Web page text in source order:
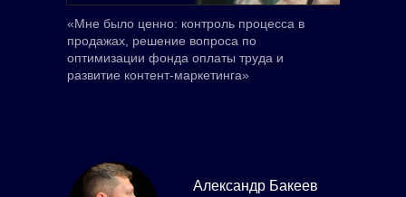
«Мне было ценно: контроль процесса в
продажах, решение вопроса по
оптимизации фонда оплаты труда и
развитие контент-маркетинга»
Александр Бакеев